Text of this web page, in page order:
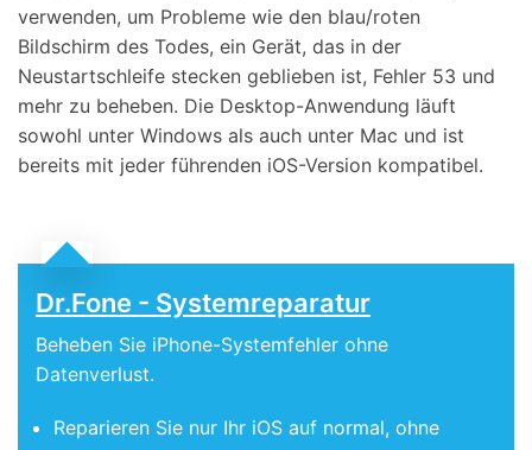
verwenden, um Probleme wie den blau/roten
Bildschirm des Todes, ein Gerät, das in der
Neustartschleife stecken geblieben ist, Fehler 53 und
mehr zu beheben. Die Desktop-Anwendung läuft
sowohl unter Windows als auch unter Mac und ist
bereits mit jeder führenden iOS-Version kompatibel.
Dr.Fone - Systemreparatur
Beheben Sie iPhone-Systemfehler ohne
Datenverlust.
Reparieren Sie nur Ihr iOS auf normal, ohne